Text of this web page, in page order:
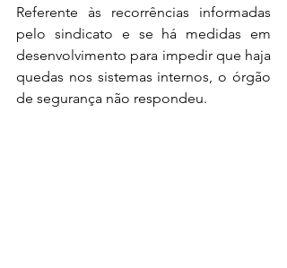
Referente às recorrências informadas
pelo sindicato e se há medidas em
desenvolvimento para impedir que haja
quedas nos sistemas internos, o órgão
de segurança não respondeu.